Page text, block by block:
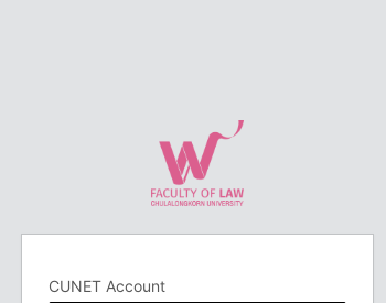
CUNET Account